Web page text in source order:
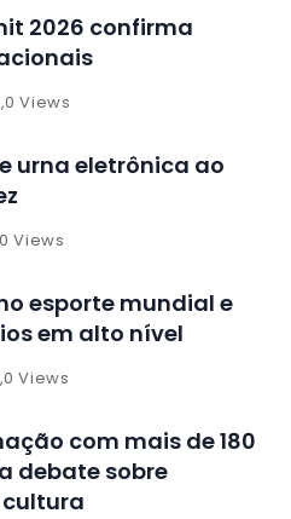
2026 confirma
Views
urna eletrônica ao
Views
esporte mundial e
em alto nível
Views
com mais de 180
debate sobre